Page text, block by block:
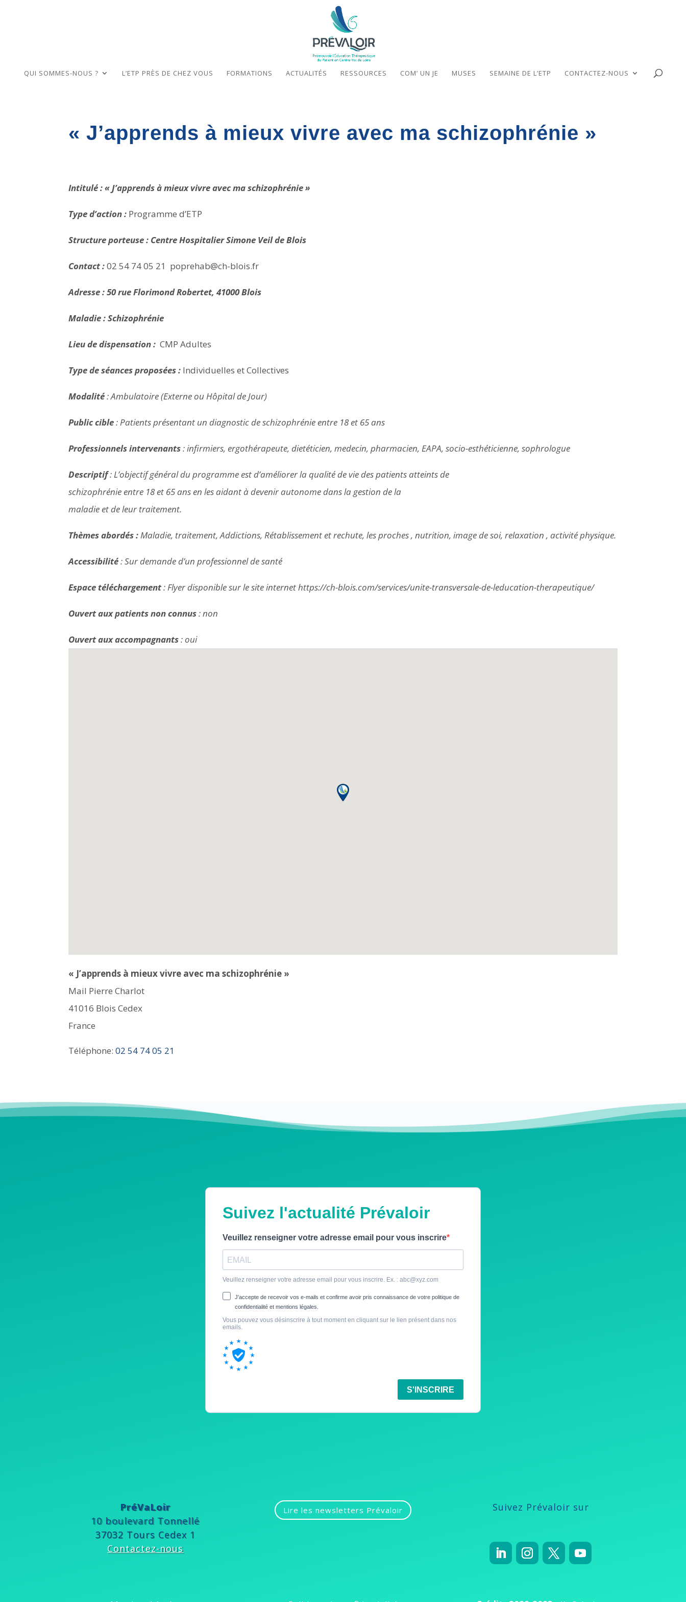
QUI SOMMES-NOUS ? L’ETP PRÈS DE CHEZ VOUS FORMATIONS ACTUALITÉS RESSOURCES COM’ UN JE MUSES SEMAINE DE L’ETP CONTACTEZ-NOUS
« J’apprends à mieux vivre avec ma schizophrénie »
Intitulé : « J’apprends à mieux vivre avec ma schizophrénie »
Type d’action : Programme d’ETP
Structure porteuse : Centre Hospitalier Simone Veil de Blois
Contact :02 54 74 05 21 poprehab@ch-blois.fr
Adresse : 50 rue Florimond Robertet, 41000 Blois
Maladie : Schizophrénie
Lieu de dispensation : CMP Adultes
Type de séances proposées : Individuelles et Collectives
Modalité: Ambulatoire (Externe ou Hôpital de Jour)
Public cible: Patients présentant un diagnostic de schizophrénie entre 18 et 65 ans
Professionnels intervenants: infirmiers, ergothérapeute, dietéticien, medecin, pharmacien, EAPA, socio-esthéticienne, sophrologue
Descriptif: L’objectif général du programme est d’améliorer la qualité de vie des patients atteints de
schizophrénie entre 18 et 65 ans en les aidant à devenir autonome dans la gestion de la
maladie et de leur traitement.
Thèmes abordés :Maladie, traitement, Addictions, Rétablissement et rechute, les proches , nutrition, image de soi, relaxation , activité physique.
Accessibilité: Sur demande d’un professionnel de santé
Espace téléchargement: Flyer disponible sur le site internet https://ch-blois.com/services/unite-transversale-de-leducation-therapeutique/
Ouvert aux patients non connus: non
Ouvert aux accompagnants: oui
« J’apprends à mieux vivre avec ma schizophrénie »
Mail Pierre Charlot
41016 Blois Cedex
France
Téléphone:02 54 74 05 21
PréVaLoir
10 boulevard Tonnellé
37032 Tours Cedex 1
Contactez-nous
Lire les newsletters Prévaloir Suivez Prévaloir sur